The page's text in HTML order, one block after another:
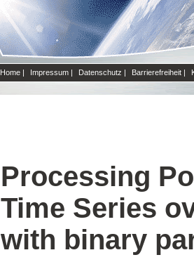
Home | Impressum | Datenschutz | Barrierefreiheit |
Processing
Time Series
with binary